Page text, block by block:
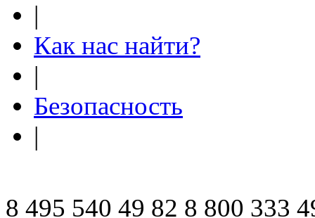
|
Как нас найти?
|
Безопасность
|
8 495 540 49 82 8 800 333